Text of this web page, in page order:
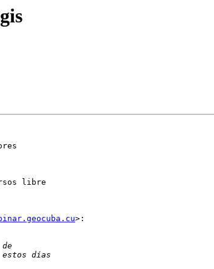
libre
>: